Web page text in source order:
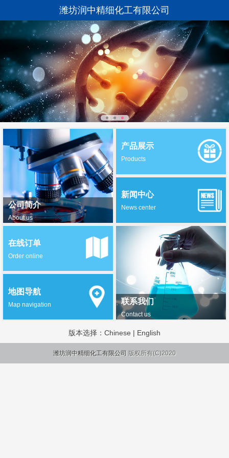
潍坊润中精细化工有限公司
公司简介
About us
产品展示
Products
新闻中心
News center
联系我们
Contact us
在线订单
Order online
地图导航
Map navigation
版本选择： Chinese | English
潍坊润中精细化工有限公司 版权所有(C)2020